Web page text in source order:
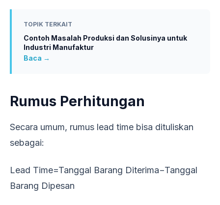
TOPIK TERKAIT
Contoh Masalah Produksi dan Solusinya untuk
Industri Manufaktur
Baca →
Rumus Perhitungan
Secara umum, rumus lead time bisa dituliskan
sebagai:
Lead Time=Tanggal Barang Diterima−Tanggal
Barang Dipesan